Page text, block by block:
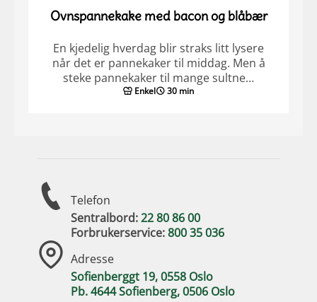
Ovnspannekake med bacon og blåbær
En kjedelig hverdag blir straks litt lysere
når det er pannekaker til middag. Men å
steke pannekaker til mange sultne…
Enkel 30 min
Telefon
Sentralbord:22 80 86 00
Forbrukerservice:800 35 036
Adresse
Sofienberggt 19, 0558 Oslo
Pb. 4644 Sofienberg, 0506 Oslo